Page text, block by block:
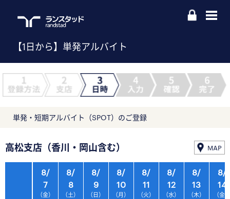
【1日から】単発アルバイト
単発・短期アルバイト（SPOT）のご登録
高松支店（香川・岡山含む） MAP
8/
7
（金）
8/
8
（土）
8/
9
（日）
8/
10
（月）
8/
11
（火）
8/
12
（水）
8/
13
（木）
8/
14
（金）